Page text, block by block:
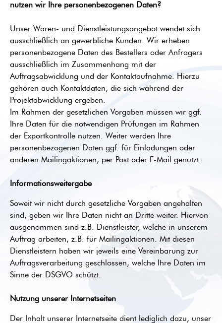
nutzen wir Ihre personenbezogenen Daten?
Unser Waren- und Dienstleistungsangebot wendet sich
ausschließlich an gewerbliche Kunden. Wir erheben
personenbezogene Daten des Bestellers oder Anfragers
ausschließlich im Zusammenhang mit der
Auftragsabwicklung und der Kontaktaufnahme. Hierzu
gehören auch Kontaktdaten, die sich während der
Projektabwicklung ergeben.
Im Rahmen der gesetzlichen Vorgaben müssen wir ggf.
Ihre Daten für die notwendigen Prüfungen im Rahmen
der Exportkontrolle nutzen. Weiter werden Ihre
personenbezogenen Daten ggf. für Einladungen oder
anderen Mailingaktionen, per Post oder E-Mail genutzt.
Informationsweitergabe
Soweit wir nicht durch gesetzliche Vorgaben angehalten
sind, geben wir Ihre Daten nicht an Dritte weiter. Hiervon
ausgenommen sind z.B. Dienstleister, welche in unserem
Auftrag arbeiten, z.B. für Mailingaktionen. Mit diesen
Dienstleistern haben wir jeweils eine Vereinbarung zur
Auftragsverarbeitung geschlossen, welche Ihre Daten im
Sinne der DSGVO schützt.
Nutzung unserer Internetseiten
Der Inhalt unserer Internetseite dient lediglich dazu, unser